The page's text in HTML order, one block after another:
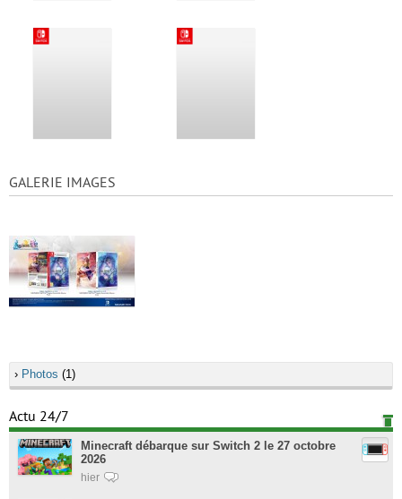
GALERIE IMAGES
› Photos (1)
Actu 24/7
Minecraft débarque sur Switch 2 le 27 octobre
2026
hier